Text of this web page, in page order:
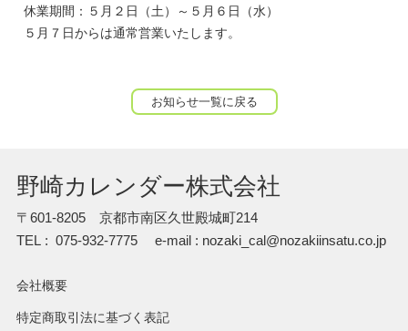
休業期間：５月２日（土）～５月６日（水）
５月７日からは通常営業いたします。
お知らせ一覧に戻る
野崎カレンダー株式会社
〒601-8205 京都市南区久世殿城町214
TEL : 075-932-7775
e-mail : nozaki_cal@nozakiinsatu.co.jp
会社概要
特定商取引法に基づく表記